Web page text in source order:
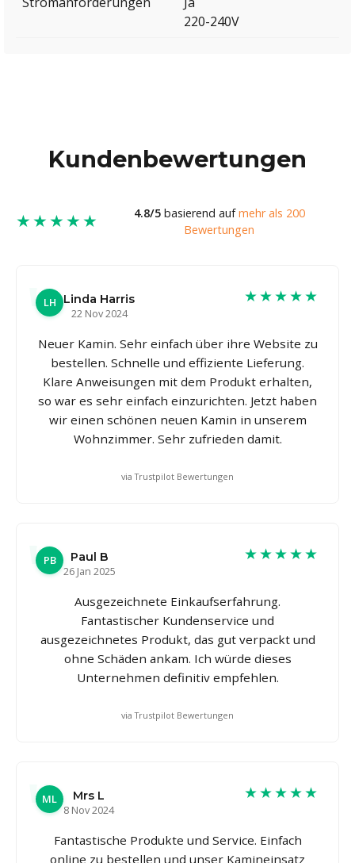
220-240V
Kundenbewertungen
★★★★★ 4.8/5basierend aufmehr als 200
Bewertungen
LH
Linda Harris
22 Nov 2024
★★★★★
Neuer Kamin. Sehr einfach über ihre Website zu
bestellen. Schnelle und effiziente Lieferung.
Klare Anweisungen mit dem Produkt erhalten,
so war es sehr einfach einzurichten. Jetzt haben
wir einen schönen neuen Kamin in unserem
Wohnzimmer. Sehr zufrieden damit.
via Trustpilot Bewertungen
PB
Paul B
26 Jan 2025
★★★★★
Ausgezeichnete Einkaufserfahrung.
Fantastischer Kundenservice und
ausgezeichnetes Produkt, das gut verpackt und
ohne Schäden ankam. Ich würde dieses
Unternehmen definitiv empfehlen.
via Trustpilot Bewertungen
ML
Mrs L
8 Nov 2024
★★★★★
Fantastische Produkte und Service. Einfach
online zu bestellen und unser Kamineinsatz